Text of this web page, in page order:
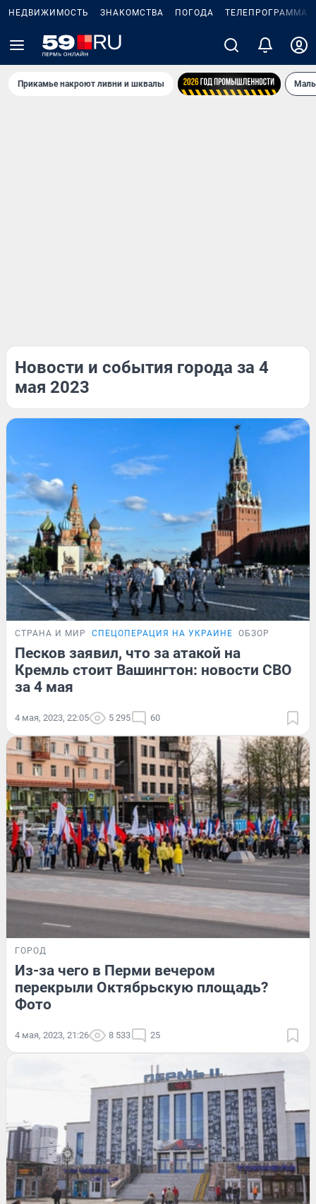
НЕДВИЖИМОСТЬ ЗНАКОМСТВА ПОГОДА ТЕЛЕПРОГРАММА
Прикамье накроют ливни и шквалы
Новости и события города за 4
мая 2023
СТРАНА И МИР СПЕЦОПЕРАЦИЯ НА УКРАИНЕ ОБЗОР
Песков заявил, что за атакой на
Кремль стоит Вашингтон: новости СВО
за 4 мая
4 мая, 2023, 22:05 5 295 60
ГОРОД
Из-за чего в Перми вечером
перекрыли Октябрьскую площадь?
Фото
4 мая, 2023, 21:26 8 533 25